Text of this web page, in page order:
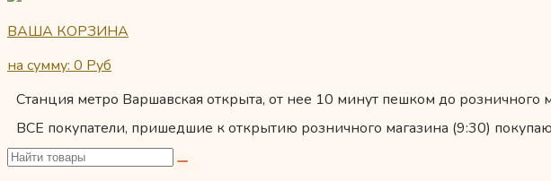
ВАША КОРЗИНА
на сумму: 0 Руб
Станция метро Варшавская открыта, от нее 10 минут пешком до розничного
ВСЕ покупатели, пришедшие к открытию розничного магазина (9:30)